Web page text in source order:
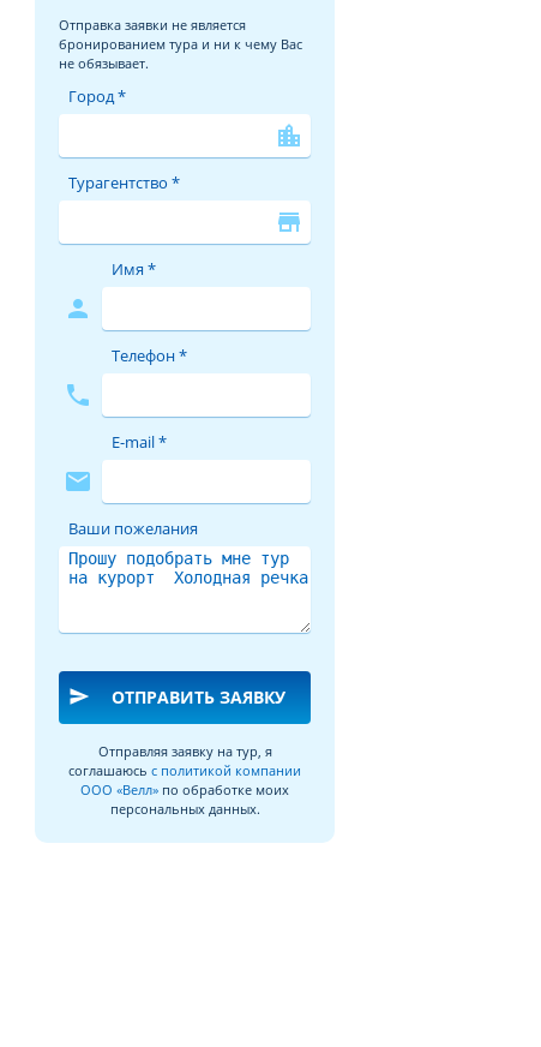
Отправка заявки не является
бронированием тура и ни к чему Вас
не обязывает.
Город *
location_city
Турагентство *
store
person
Имя *
phone
Телефон *
mail
E-mail *
Ваши пожелания
send ОТПРАВИТЬ ЗАЯВКУ
Отправляя заявку на тур, я
соглашаюсь с политикой компании
ООО «Велл» по обработке моих
персональных данных.